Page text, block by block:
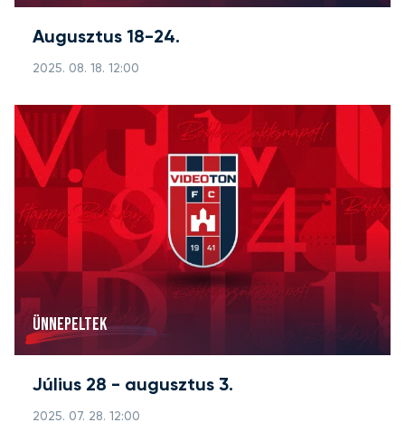
Augusztus 18-24.
2025. 08. 18. 12:00
ÜNNEPELTEK
Július 28 - augusztus 3.
2025. 07. 28. 12:00